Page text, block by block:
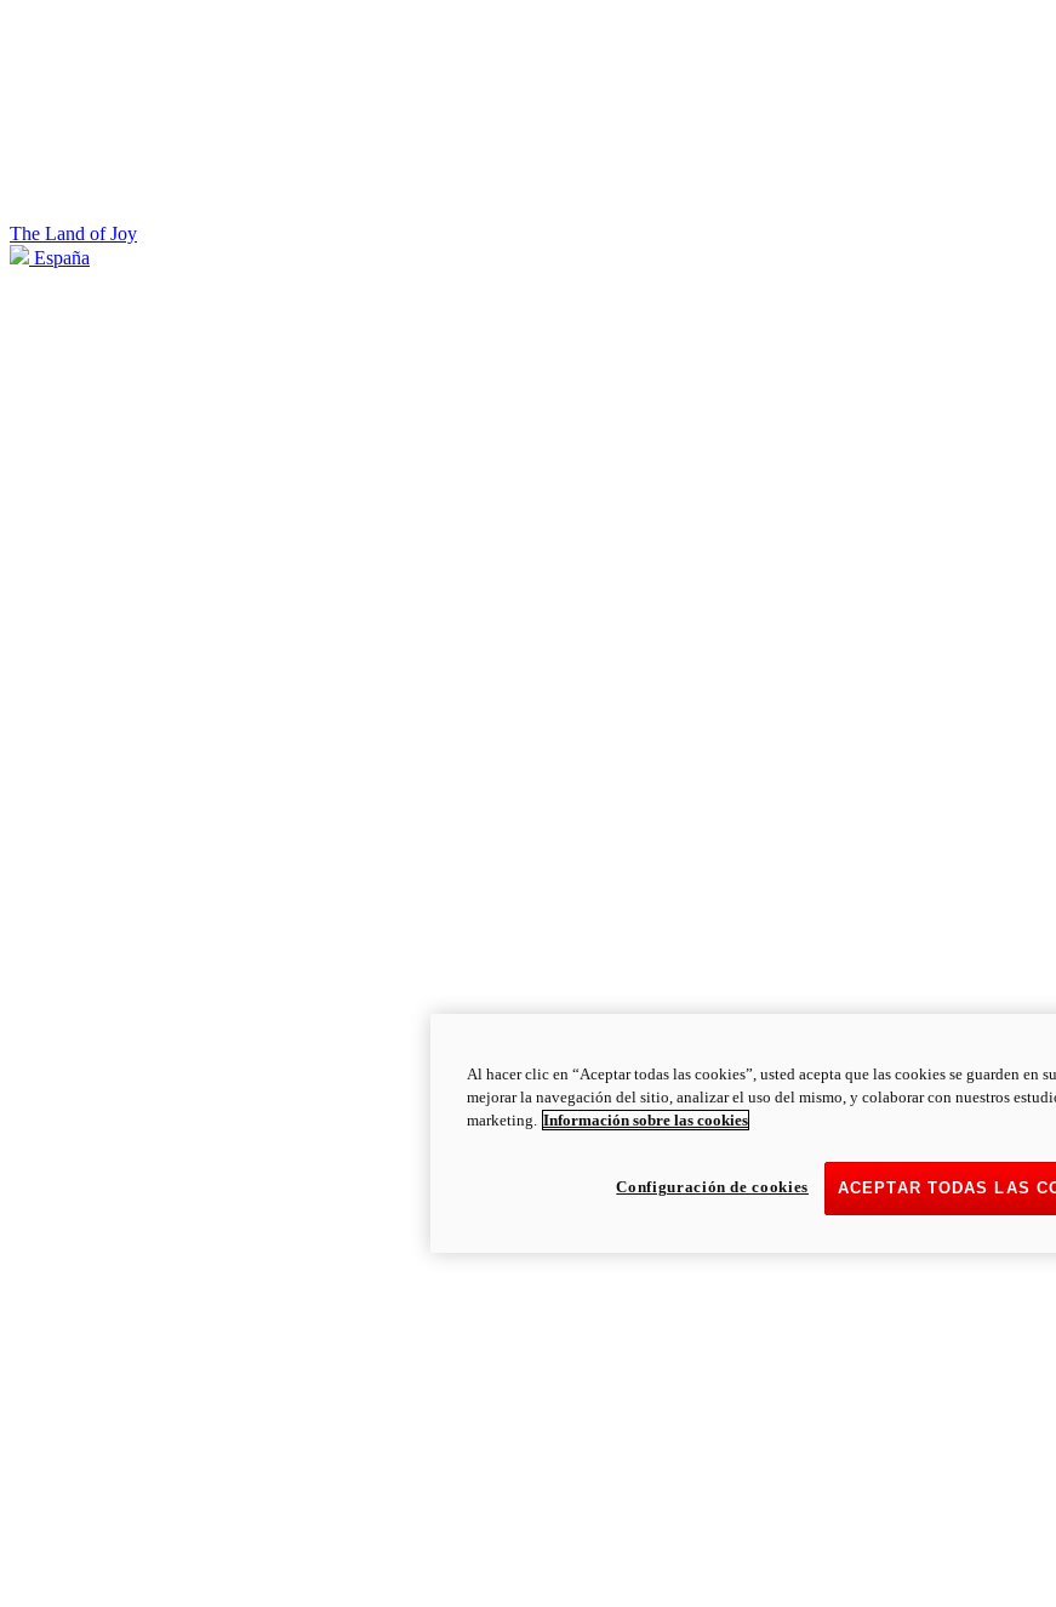
The Land of Joy
España
Al hacer clic en “Aceptar todas las cookies”, usted acepta que las cookies se guarden en
mejorar la navegación del sitio, analizar el uso del mismo, y colaborar con nuestros
marketing. Información sobre las cookies
ACEPTAR TODAS LAS
Configuración de cookies